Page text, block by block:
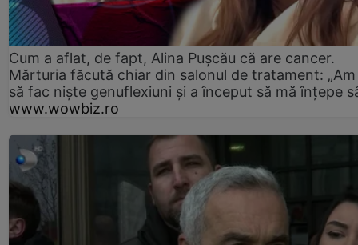
Cum a aflat, de fapt, Alina Pușcău că are cancer.
Mărturia făcută chiar din salonul de tratament:
să fac niște genuflexiuni și a început să mă înțepe
www.wowbiz.ro